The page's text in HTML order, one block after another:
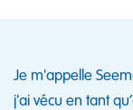
Je m'appelle
j'ai vécu en tant